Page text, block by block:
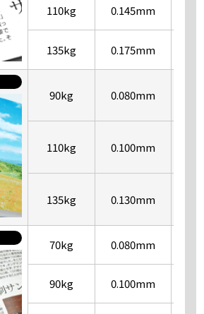
110kg 0.145mm
135kg 0.175mm
90kg 0.080mm
110kg 0.100mm
135kg 0.130mm
70kg 0.080mm
90kg 0.100mm